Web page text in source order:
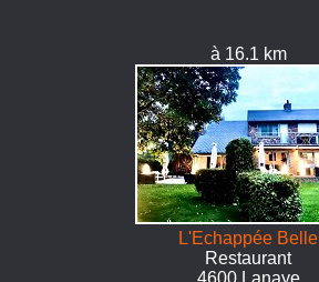
à 16.1 km
L'Echappée Belle
Restaurant
4600 Lanaye